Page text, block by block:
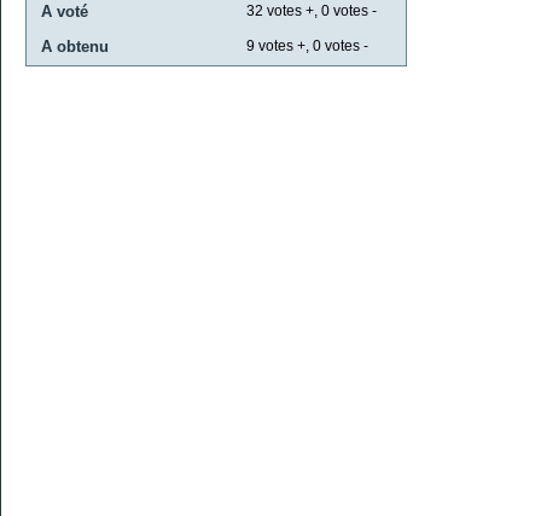
A voté 32 votes +, 0 votes -
A obtenu 9 votes +, 0 votes -